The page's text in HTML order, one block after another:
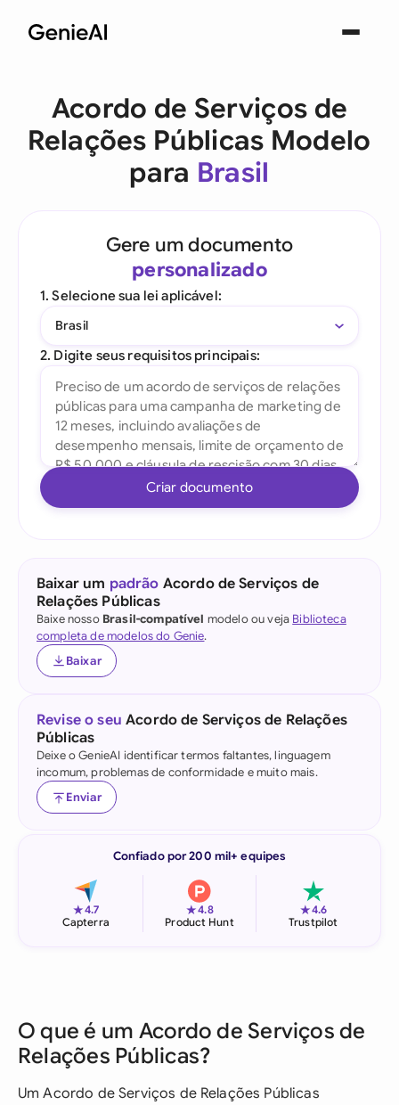
Acordo de Serviços de
Relações Públicas Modelo
para Brasil
Gere um documento
personalizado
1. Selecione sua lei aplicável:
Brasil
2. Digite seus requisitos principais:
Criar documento
Baixar um padrão Acordo de Serviços de
Relações Públicas
Baixe nosso Brasil-compatível modelo ou veja Biblioteca
completa de modelos do Genie.
Baixar
Revise o seu Acordo de Serviços de Relações
Públicas
Deixe o GenieAI identificar termos faltantes, linguagem
incomum, problemas de conformidade e muito mais.
Enviar
Confiado por 200 mil+ equipes
★4.7
Capterra
★4.8
Product Hunt
★4.6
Trustpilot
O que é um Acordo de Serviços de
Relações Públicas?
Um Acordo de Serviços de Relações Públicas